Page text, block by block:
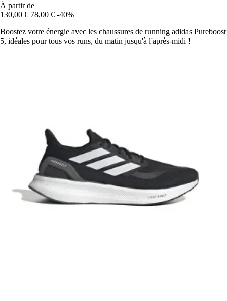
À partir de
130,00 € 78,00 € -40%
Boostez votre énergie avec les chaussures de running adidas Pureboost
5, idéales pour tous vos runs, du matin jusqu'à l'après-midi !